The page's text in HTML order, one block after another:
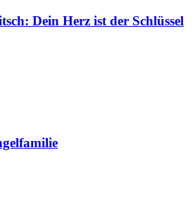
Dein Herz ist der Schlüssel